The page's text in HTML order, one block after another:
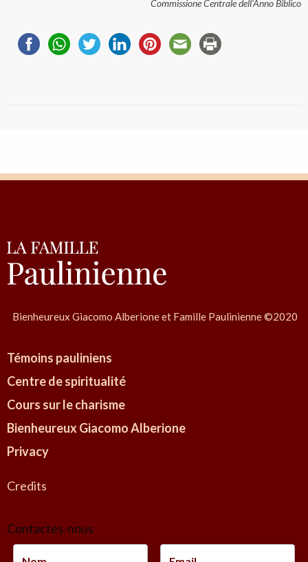
Commissione Centrale dell’Anno Biblico
Bienheureux Giacomo Alberione et Famille Paulinienne ©2020
Témoins pauliniens
Centre de spiritualité
Cours sur le charisme
Bienheureux Giacomo Alberione
Privacy
Credits
Contactes-nous